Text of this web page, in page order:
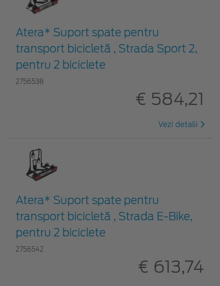
Atera* Suport spate pentru
transport bicicletă , Strada Sport 2,
pentru 2 biciclete
2756538
€ 584,21
Vezi detalii
Atera* Suport spate pentru
transport bicicletă , Strada E-Bike,
pentru 2 biciclete
2756542
€ 613,74